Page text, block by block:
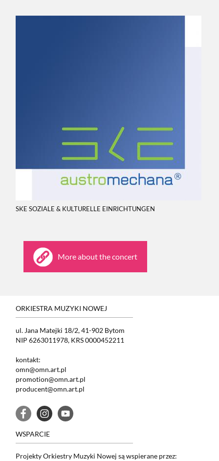
SKE SOZIALE & KULTURELLE EINRICHTUNGEN
More about the concert
ORKIESTRA MUZYKI NOWEJ
ul. Jana Matejki 18/2, 41-902 Bytom
NIP 6263011978, KRS 0000452211
kontakt:
omn@omn.art.pl
promotion@omn.art.pl
producent@omn.art.pl
WSPARCIE
Projekty Orkiestry Muzyki Nowej są wspierane przez: